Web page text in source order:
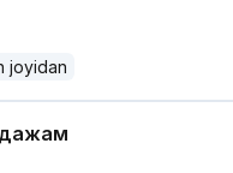
joyidan